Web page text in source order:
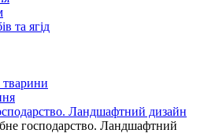
та ягід
Ландшафтний дизайн
господарство. Ландшафтний